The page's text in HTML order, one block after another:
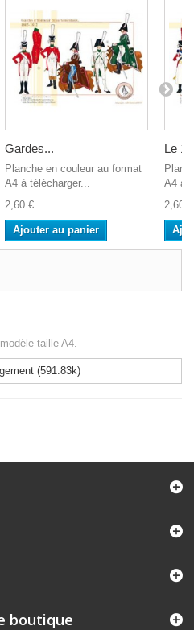
Gardes...
Planche en couleur au format
A4 à télécharger...
2,60 €
Ajouter au panier
Le
A4 à
2,60 €
taille A4.
(591.83k)
boutique